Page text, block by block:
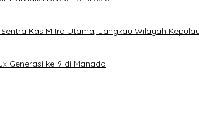
Kas Mitra Utama, Jangkau Wilayah
Generasi ke-9 di Manado